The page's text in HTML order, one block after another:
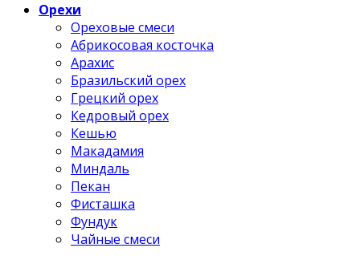
Орехи
Ореховые смеси
Абрикосовая косточка
Арахис
Бразильский орех
Грецкий орех
Кедровый орех
Кешью
Макадамия
Миндаль
Пекан
Фисташка
Фундук
Чайные смеси